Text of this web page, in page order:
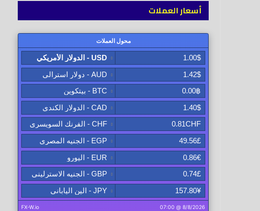
أسعار العملات